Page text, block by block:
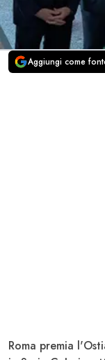
Aggiungi come
Roma premia l'